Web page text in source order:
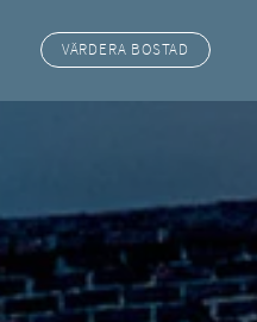
VÄRDERA BOSTAD